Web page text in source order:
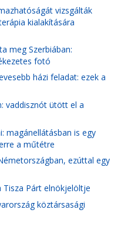
vizsgálták
kialakítására
meg Szerbiában:
fotó
házi feladat: ezek a
vaddisznót ütött el a
magánellátásban is egy
a műtétre
ezúttal egy
Tisza Párt elnökjelöltje
köztársasági